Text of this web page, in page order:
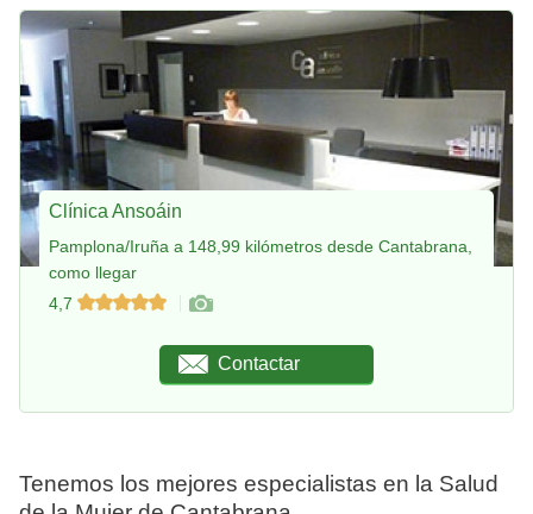
Clínica Ansoáin
Pamplona/Iruña a 148,99 kilómetros desde Cantabrana,
como llegar
4,7
Contactar
Tenemos los mejores especialistas en la Salud